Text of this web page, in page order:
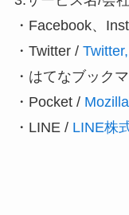
・Facebook、
・Twitter /
・はてなブック
・Pocket /
・LINE / LINE株